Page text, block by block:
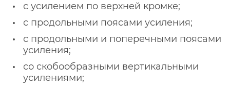
с усилением по верхней кромке;
с продольными поясами усиления;
с продольными и поперечными поясами
усиления;
со скобообразными вертикальными
усилениями;